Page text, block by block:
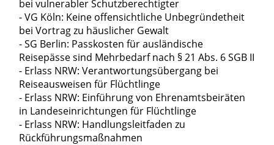
bei vulnerabler Schutzberechtigter
- VG Köln: Keine offensichtliche Unbegründetheit
bei Vortrag zu häuslicher Gewalt
- SG Berlin: Passkosten für ausländische
Reisepässe sind Mehrbedarf nach § 21 Abs. 6 SGB II
- Erlass NRW: Verantwortungsübergang bei
Reiseausweisen für Flüchtlinge
- Erlass NRW: Einführung von Ehrenamtsbeiräten
in Landeseinrichtungen für Flüchtlinge
- Erlass NRW: Handlungsleitfaden zu
Rückführungsmaßnahmen